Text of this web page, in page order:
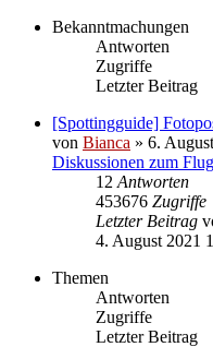
Bekanntmachungen
Antworten
Zugriffe
Letzter Beitrag
[Spottingguide]
von Bianca » 6.
Diskussionen zum
12 Antworten
453676 Zugriffe
Letzter Beitrag
4. August 2021
Themen
Antworten
Zugriffe
Letzter Beitrag